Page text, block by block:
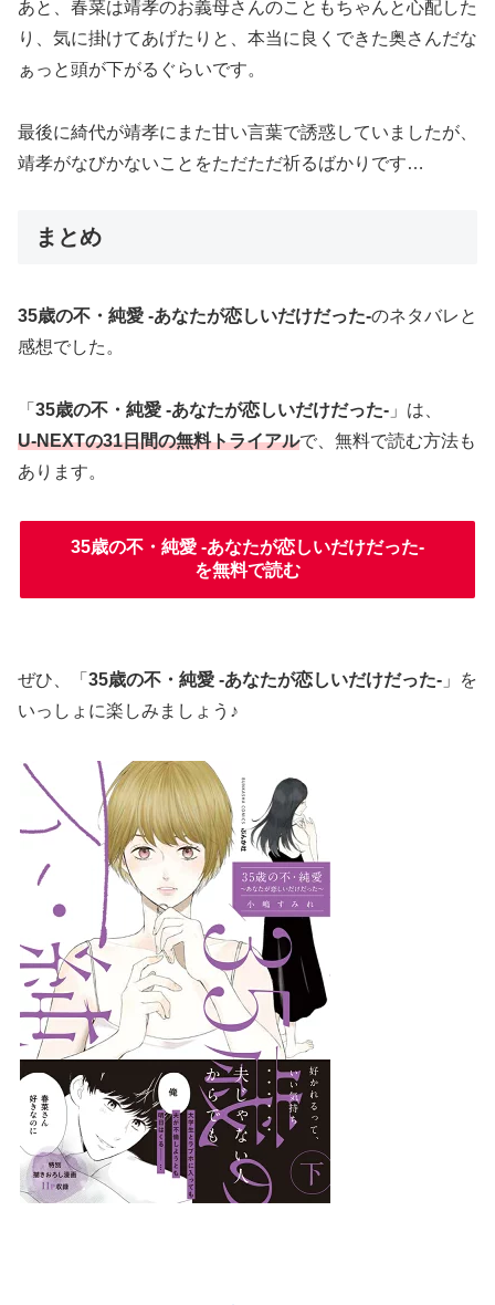
あと、春菜は靖孝のお義母さんのこともちゃんと心配した
り、気に掛けてあげたりと、本当に良くできた奥さんだな
ぁっと頭が下がるぐらいです。
最後に綺代が靖孝にまた甘い言葉で誘惑していましたが、
靖孝がなびかないことをただただ祈るばかりです…
まとめ
35歳の不・純愛 -あなたが恋しいだけだった-のネタバレと
感想でした。
「 35歳の不・純愛 -あなたが恋しいだけだった- 」は、
U-NEXTの31日間の無料トライアルで、無料で読む方法も
あります。
35歳の不・純愛 -あなたが恋しいだけだった-
を無料で読む
ぜひ、「 35歳の不・純愛 -あなたが恋しいだけだった- 」を
いっしょに楽しみましょう♪